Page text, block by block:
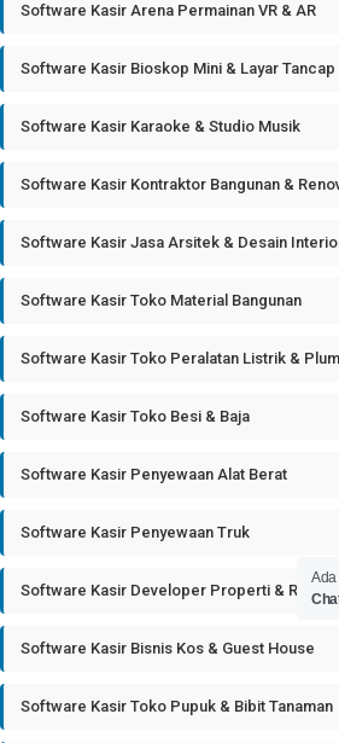
Software Kasir Arena Permainan VR & AR
Software Kasir Bioskop Mini & Layar Tancap
Software Kasir Karaoke & Studio Musik
Software Kasir Kontraktor Bangunan &
Software Kasir Jasa Arsitek & Desain
Software Kasir Toko Material Bangunan
Software Kasir Toko Peralatan Listrik &
Software Kasir Toko Besi & Baja
Software Kasir Penyewaan Alat Berat
Software Kasir Penyewaan Truk
Software Kasir Developer Properti & Real
Software Kasir Bisnis Kos & Guest House
Software Kasir Toko Pupuk & Bibit Tanaman